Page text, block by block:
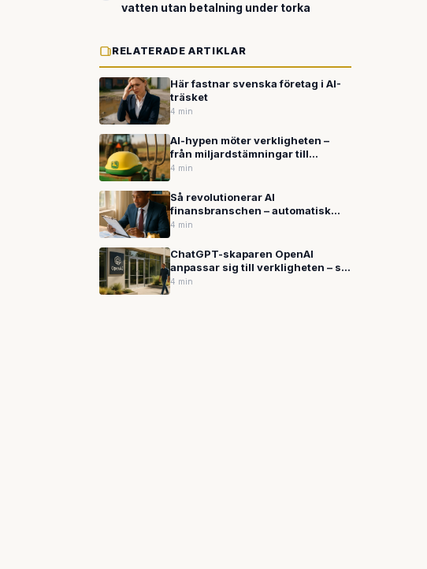
vatten utan betalning under torka
RELATERADE ARTIKLAR
Här fastnar svenska företag i AI-
träsket
4 min
AI-hypen möter verkligheten –
från miljardstämningar till
bondeprotester
4 min
Så revolutionerar AI
finansbranschen – automatisk
regelkontroll och nya
4 min
ChatGPT-skaparen OpenAI
anpassar sig till verkligheten – så
mognar hela AI-branschen
4 min